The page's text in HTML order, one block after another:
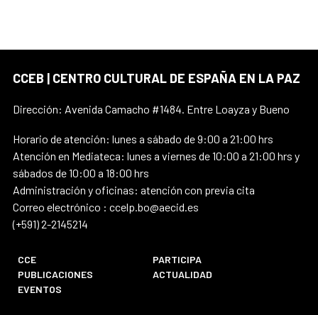
CCEB | CENTRO CULTURAL DE ESPAÑA EN LA PAZ
Dirección: Avenida Camacho #1484. Entre Loayza y Bueno
Horario de atención: lunes a sábado de 9:00 a 21:00 hrs
Atención en Mediateca: lunes a viernes de 10:00 a 21:00 hrs y
sábados de 10:00 a 18:00 hrs
Administración y oficinas: atención con previa cita
Correo electrónico : ccelp.bo@aecid.es
(+591) 2-2145214
CCE
PARTICIPA
PUBLICACIONES
ACTUALIDAD
EVENTOS